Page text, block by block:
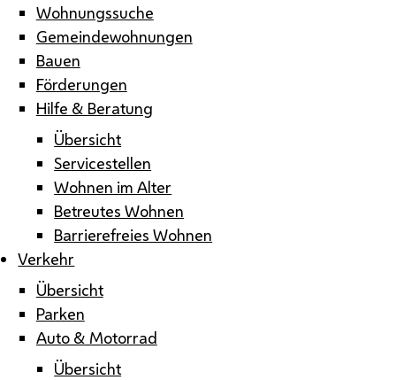
Wohnungssuche
Gemeindewohnungen
Bauen
Förderungen
Hilfe & Beratung
Übersicht
Servicestellen
Wohnen im Alter
Betreutes Wohnen
Barrierefreies Wohnen
Verkehr
Übersicht
Parken
Auto & Motorrad
Übersicht